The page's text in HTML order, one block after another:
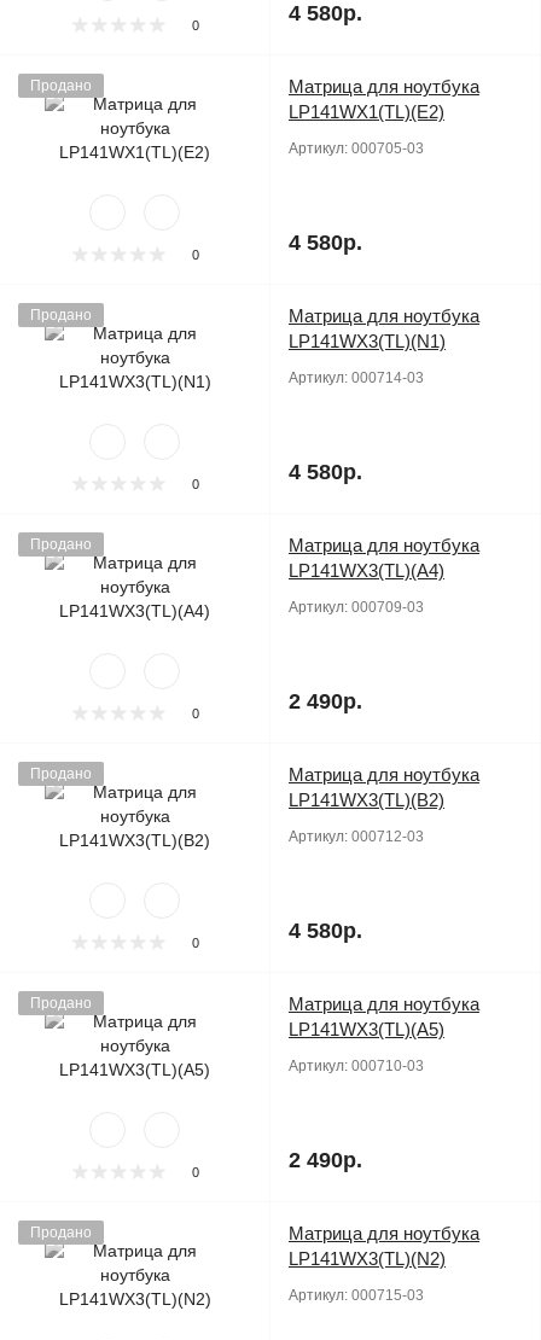
0 4 580р.
Продано
0
Матрица для ноутбука
LP141WX1(TL)(E2)
Артикул: 000705-03
4 580р.
Продано
0
Матрица для ноутбука
LP141WX3(TL)(N1)
Артикул: 000714-03
4 580р.
Продано
0
Матрица для ноутбука
LP141WX3(TL)(A4)
Артикул: 000709-03
2 490р.
Продано
0
Матрица для ноутбука
LP141WX3(TL)(B2)
Артикул: 000712-03
4 580р.
Продано
0
Матрица для ноутбука
LP141WX3(TL)(A5)
Артикул: 000710-03
2 490р.
Продано
Матрица для ноутбука
LP141WX3(TL)(N2)
Артикул: 000715-03